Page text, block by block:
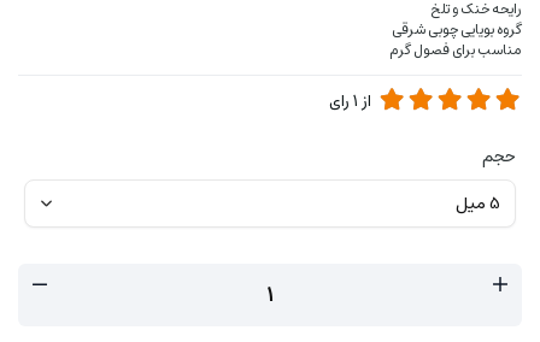
رایحه خنک و تلخ
گروه بویایی چوبی شرقی
مناسب برای فصول گرم
از 1رای
حجم